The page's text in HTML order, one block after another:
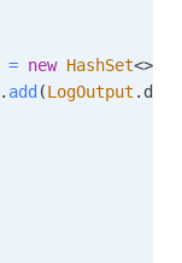
= new HashSet<>
. add (LogOutput .